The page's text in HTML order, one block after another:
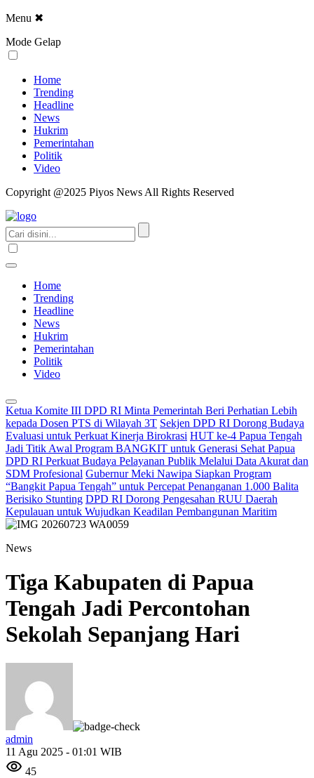
Menu ✖
Mode Gelap
Home
Trending
Headline
News
Hukrim
Pemerintahan
Politik
Video
Copyright @2025 Piyos News All Rights Reserved
Home
Trending
Headline
News
Hukrim
Pemerintahan
Politik
Video
Ketua Komite III DPD RI Minta Pemerintah Beri Perhatian Lebih
kepada Dosen PTS di Wilayah 3T Sekjen DPD RI Dorong Budaya
Evaluasi untuk Perkuat Kinerja Birokrasi HUT ke-4 Papua Tengah
Jadi Titik Awal Program BANGKIT untuk Generasi Sehat Papua
DPD RI Perkuat Budaya Pelayanan Publik Melalui Data Akurat dan
SDM Profesional Gubernur Meki Nawipa Siapkan Program
“Bangkit Papua Tengah” untuk Percepat Penanganan 1.000 Balita
Berisiko Stunting DPD RI Dorong Pengesahan RUU Daerah
Kepulauan untuk Wujudkan Keadilan Pembangunan Maritim
News
Tiga Kabupaten di Papua
Tengah Jadi Percontohan
Sekolah Sepanjang Hari
admin
11 Agu 2025 - 01:01 WIB
45